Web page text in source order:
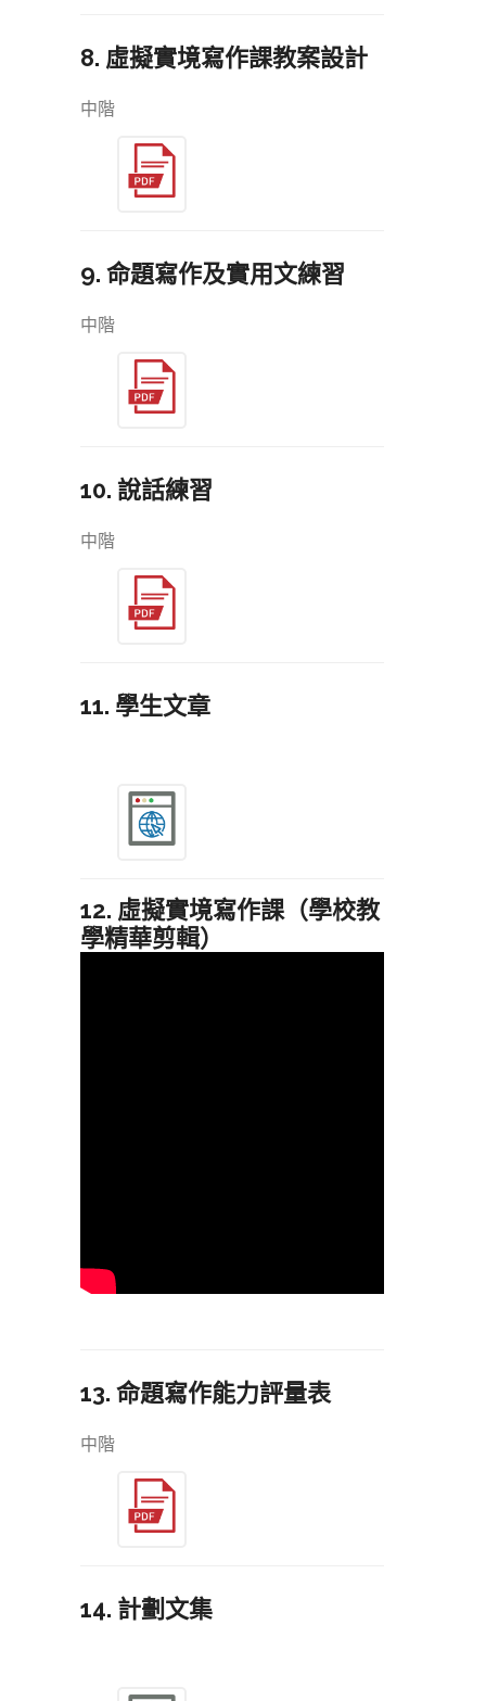
8. 虛擬實境寫作課教案設計
中階
9. 命題寫作及實用文練習
中階
10. 說話練習
中階
11. 學生文章
12. 虛擬實境寫作課（學校教
學精華剪輯）
13. 命題寫作能力評量表
中階
14. 計劃文集